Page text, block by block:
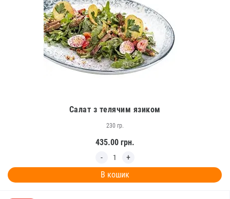
Салат з телячим язиком
230 гр.
435.00грн.
В кошик